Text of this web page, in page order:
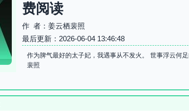
费阅读
作 者：姜云栖裴照
最后更新：2026-06-04 13:46:48
作为脾气最好的太子妃，我遇事从不发火。 世事浮云何
裴照